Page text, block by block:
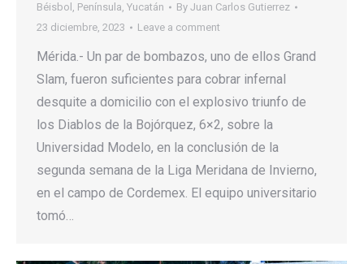
Béisbol , Península, Yucatán By Juan Carlos Gutierrez
23 diciembre, 2023
Leave a comment
Mérida.- Un par de bombazos, uno de ellos Grand
Slam, fueron suficientes para cobrar infernal
desquite a domicilio con el explosivo triunfo de
los Diablos de la Bojórquez, 6×2, sobre la
Universidad Modelo, en la conclusión de la
segunda semana de la Liga Meridana de Invierno,
en el campo de Cordemex. El equipo universitario
tomó…